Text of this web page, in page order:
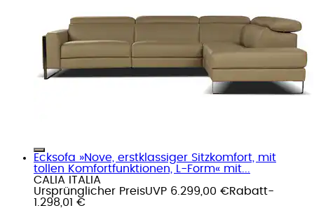
Ecksofa »Nove, erstklassiger Sitzkomfort, mit
tollen Komfortfunktionen, L-Form« mit...
CALIA ITALIA
Ursprünglicher PreisUVP 6.299,00 €Rabatt-
1.298,01 €